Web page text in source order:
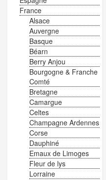
France
Alsace
Auvergne
Basque
Béarn
Berry Anjou
Bourgogne & Franche
Comté
Bretagne
Camargue
Celtes
Champagne Ardennes
Corse
Dauphiné
Emaux de Limoges
Fleur de lys
Lorraine